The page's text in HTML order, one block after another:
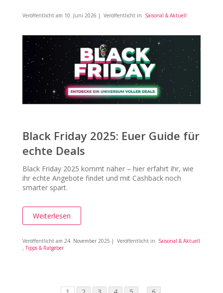
Veröffentlicht am 10. Juni 2026 | Veröffentlicht in Saisonal & Aktuell
Black Friday 2025: Euer Guide für
echte Deals
Black Friday 2025 kommt näher – hier erfahrt ihr, wie
ihr echte Angebote findet und mit Cashback noch
smarter spart.
Weiterlesen
Veröffentlicht am 24. November 2025 | Veröffentlicht in Saisonal & Aktuell
,Tipps & Ratgeber